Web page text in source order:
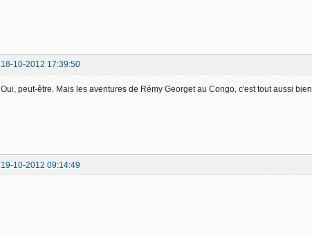
18-10-2012 17:39:50
Oui, peut-être. Mais les aventures de Rémy Georget au Congo, c'est tout aussi bien.
19-10-2012 09:14:49